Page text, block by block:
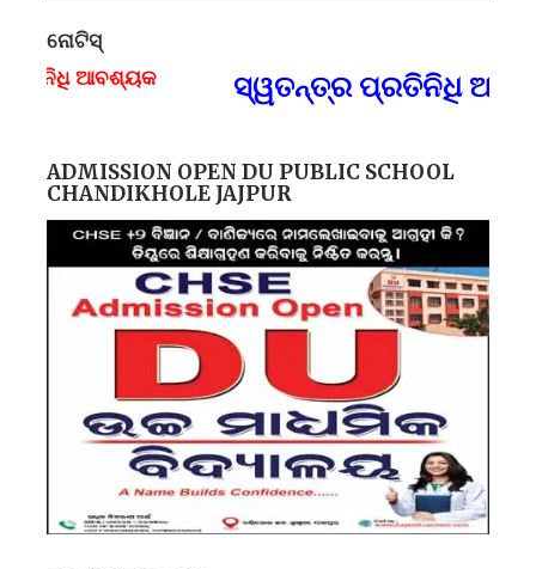
ନୋଟିସ୍
ଆବଶ୍ୟକ
ସ୍ୱତନ୍ତ୍ର ପ୍ରତିନିଧି
ADMISSION OPEN DU PUBLIC SCHOOL
CHANDIKHOLE JAJPUR